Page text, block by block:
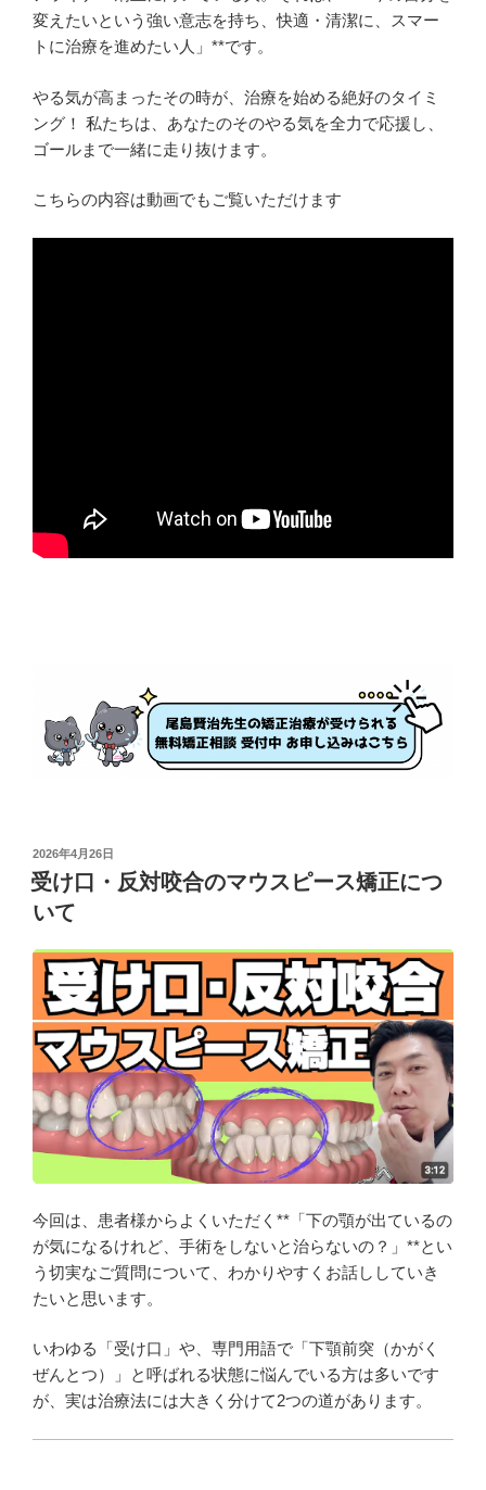
変えたいという強い意志を持ち、快適・清潔に、スマー
トに治療を進めたい人」**です。
やる気が高まったその時が、治療を始める絶好のタイミ
ング！ 私たちは、あなたのそのやる気を全力で応援し、
ゴールまで一緒に走り抜けます。
こちらの内容は動画でもご覧いただけます
投
稿
日:
2026年4月26日
受け口・反対咬合のマウスピース矯正につ
いて
今回は、患者様からよくいただく**「下の顎が出ているの
が気になるけれど、手術をしないと治らないの？」**とい
う切実なご質問について、わかりやすくお話ししていき
たいと思います。
いわゆる「受け口」や、専門用語で「下顎前突（かがく
ぜんとつ）」と呼ばれる状態に悩んでいる方は多いです
が、実は治療法には大きく分けて2つの道があります。